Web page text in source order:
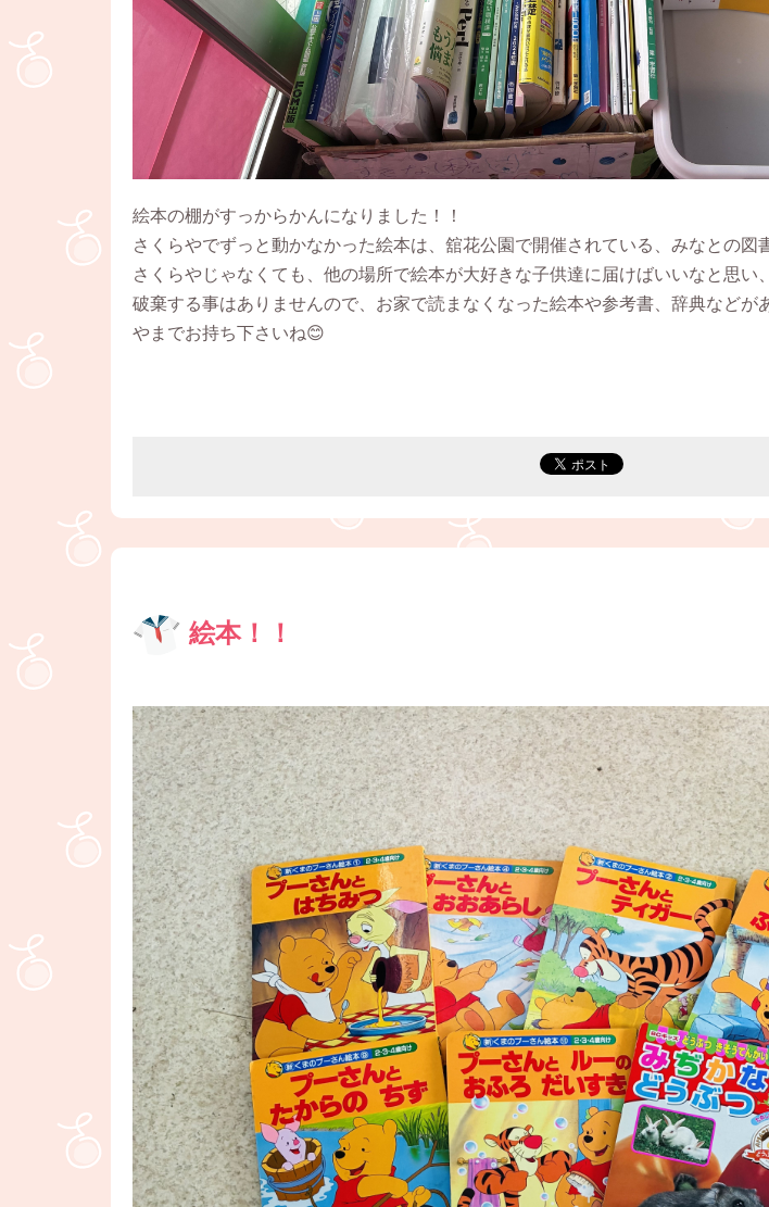
絵本の棚がすっからかんになりました！！
さくらやでずっと動かなかった絵本は、舘花公園で開催されている、みなとの図
さくらやじゃなくても、他の場所で絵本が大好きな子供達に届けばいいなと思い
破棄する事はありませんので、お家で読まなくなった絵本や参考書、辞典などが
やまでお持ち下さいね😊
絵本！！